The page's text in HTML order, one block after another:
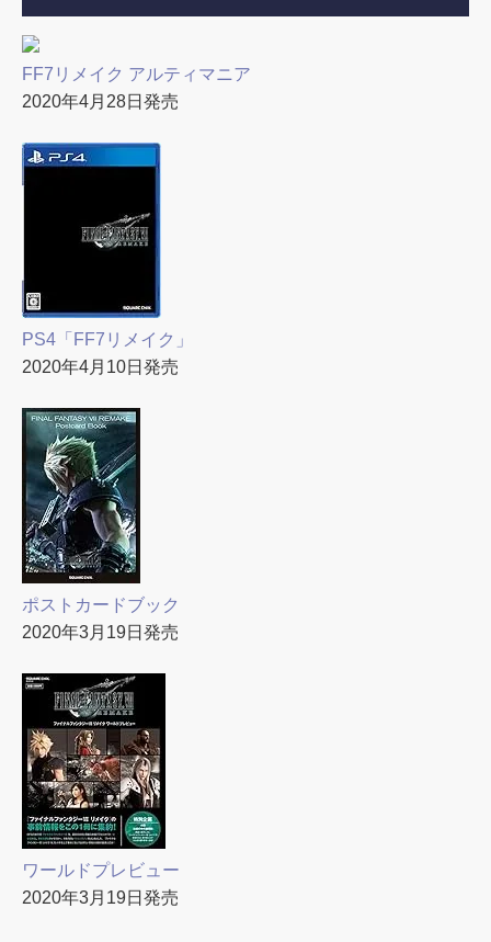
FF7リメイク アルティマニア
2020年4月28日発売
PS4「FF7リメイク」
2020年4月10日発売
ポストカードブック
2020年3月19日発売
ワールドプレビュー
2020年3月19日発売